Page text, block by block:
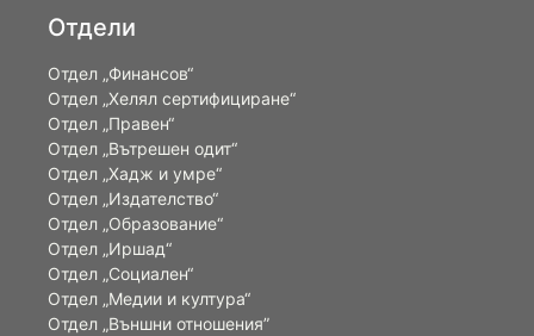
Отдели
Отдел „Финансов“
Отдел „Хелял сертифициране“
Отдел „Правен“
Отдел „Вътрешен одит“
Отдел „Хадж и умре“
Отдел „Издателство“
Отдел „Образование“
Отдел „Иршад“
Отдел „Социален“
Отдел „Медии и култура“
Отдел „Външни отношения”